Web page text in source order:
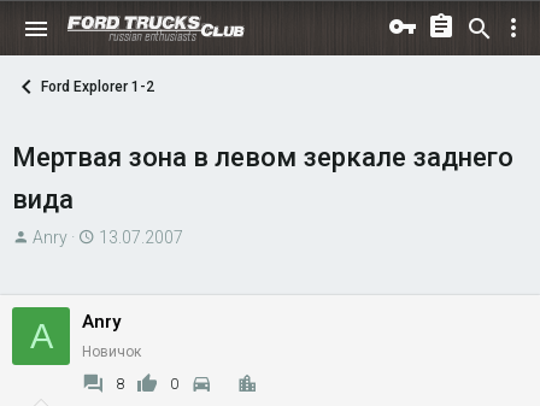
Ford Explorer 1-2
Мертвая зона в левом зеркале заднего
вида
А
р
т
Anry
Д
а
ч
13.07.2007
A Anry
Новичок
8 0